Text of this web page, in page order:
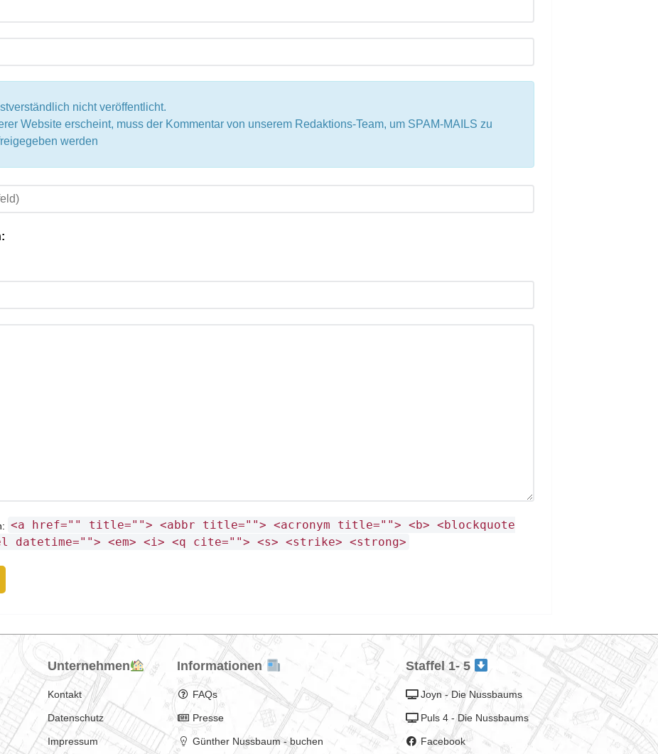
nicht veröffentlicht.
Website erscheint, muss der Kommentar von unserem Redaktions-Team, um SPAM-MAILS zu
werden
<a href="" title=""> <abbr title=""> <acronym title=""> <b> <blockquote
datetime=""> <em> <i> <q cite=""> <s> <strike> <strong>
Unternehmen
Kontakt
Datenschutz
Impressum
Informationen
FAQs
Presse
Günther Nussbaum - buchen
Staffel 1- 5
Joyn - Die Nussbaums
Puls 4 - Die Nussbaums
Facebook